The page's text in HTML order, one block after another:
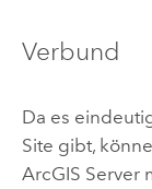
Verbund
Da es
Site gibt,
ArcGIS Server